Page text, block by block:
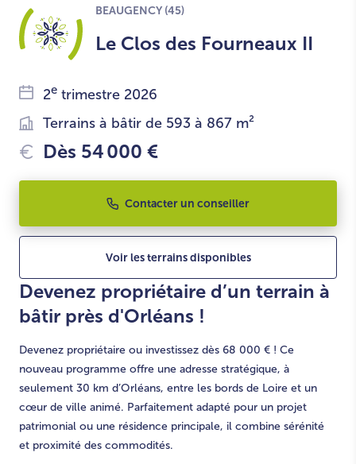
BEAUGENCY (45)
Le Clos des Fourneaux II
2e trimestre 2026
Terrains à bâtir de 593 à 867 m²
Dès 54 000 €
Contacter un conseiller
Voir les terrains disponibles
Devenez propriétaire d’un terrain à
bâtir près d'Orléans !
Devenez propriétaire ou investissez dès 68 000 € ! Ce
nouveau programme offre une adresse stratégique, à
seulement 30 km d’Orléans, entre les bords de Loire et un
cœur de ville animé. Parfaitement adapté pour un projet
patrimonial ou une résidence principale, il combine sérénité
et proximité des commodités.